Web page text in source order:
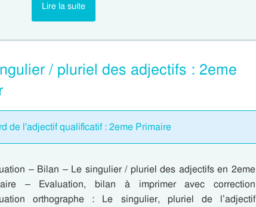
Lire la suite
/ pluriel des adjectifs : 2eme
de l'adjectif qualificatif : 2eme Primaire
– Bilan – Le singulier / pluriel des adjectifs en 2eme
– Evaluation, bilan à imprimer avec correction
orthographe : Le singulier, pluriel de l’adjectif